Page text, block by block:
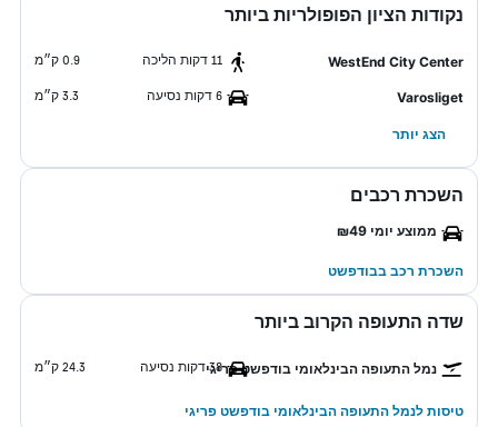
נקודות הציון הפופולריות ביותר
WestEnd City Center 11 דקות הליכה 0.9 ק״מ
Varosliget 6 דקות נסיעה 3.3 ק״מ
הצג יותר
השכרת רכבים
ממוצע יומי ₪49
השכרת רכב בבודפשט
שדה התעופה הקרוב ביותר
נמל התעופה הבינלאומי בודפשט פריגי
38 דקות נסיעה 24.3 ק״מ
טיסות לנמל התעופה הבינלאומי בודפשט פריגי